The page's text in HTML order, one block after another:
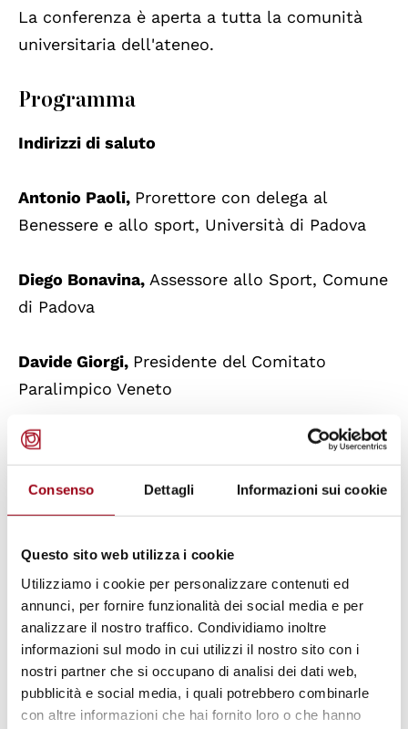
Consenso Dettagli Informazioni sui cookie
Questo sito web utilizza i cookie
Utilizziamo i cookie per personalizzare contenuti ed
annunci, per fornire funzionalità dei social media e per
analizzare il nostro traffico. Condividiamo inoltre
informazioni sul modo in cui utilizzi il nostro sito con i
nostri partner che si occupano di analisi dei dati web,
pubblicità e social media, i quali potrebbero combinarle
con altre informazioni che hai fornito loro o che hanno
La conferenza è aperta a tutta la comunità
universitaria dell'ateneo.
Programma
Indirizzi di saluto
Antonio Paoli, Prorettore con delega al
Benessere e allo sport, Università di Padova
Diego Bonavina, Assessore allo Sport, Comune
di Padova
Davide Giorgi, Presidente del Comitato
Paralimpico Veneto
Introduce e coordina
Antonella Stelitano,membro della Società
Olimpica Nazionale Italiana e Consigliere
Nazionale del Comitato Italiano Fair Play
Intervengono
Rossano Galtarossa,Presidente della
Federazione Italiana Canottaggio